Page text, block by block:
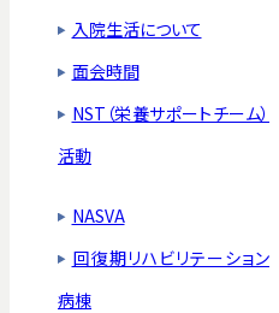
入院生活について
面会時間
NST（栄養サポートチーム）
活動
NASVA
回復期リハビリテーション
病棟